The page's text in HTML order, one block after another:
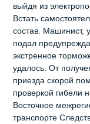
выйдя из
Встать
состав. Машинист,
подал
экстренное
удалось. От
приезда скорой
проверкой гибели
Восточное
транспорте